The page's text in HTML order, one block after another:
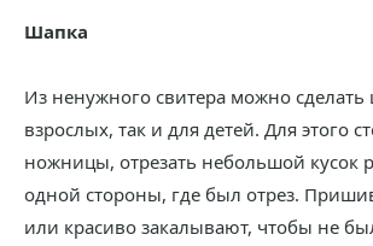
Шапка
Из ненужного свитера можно сделать
взрослых, так и для детей. Для этого
ножницы, отрезать небольшой кусок
одной стороны, где был отрез.
или красиво закалывают, чтобы не